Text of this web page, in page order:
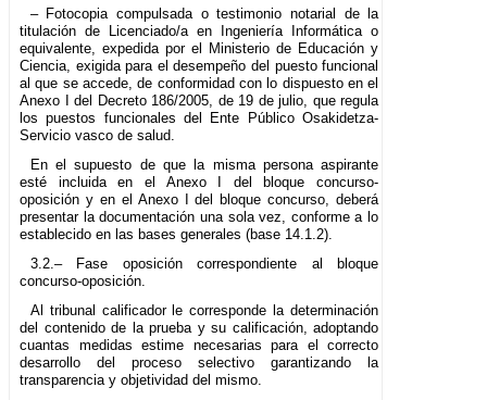
– Fotocopia compulsada o testimonio notarial de la
titulación de Licenciado/a en Ingeniería Informática o
equivalente, expedida por el Ministerio de Educación y
Ciencia, exigida para el desempeño del puesto funcional
al que se accede, de conformidad con lo dispuesto en el
Anexo I del Decreto 186/2005, de 19 de julio, que regula
los puestos funcionales del Ente Público Osakidetza-
Servicio vasco de salud.
En el supuesto de que la misma persona aspirante
esté incluida en el Anexo I del bloque concurso-
oposición y en el Anexo I del bloque concurso, deberá
presentar la documentación una sola vez, conforme a lo
establecido en las bases generales (base 14.1.2).
3.2.– Fase oposición correspondiente al bloque
concurso-oposición.
Al tribunal calificador le corresponde la determinación
del contenido de la prueba y su calificación, adoptando
cuantas medidas estime necesarias para el correcto
desarrollo del proceso selectivo garantizando la
transparencia y objetividad del mismo.